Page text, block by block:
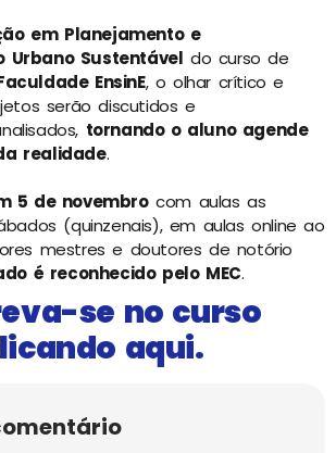
em Planejamento e
Urbano Sustentável do curso de
EnsinE, o olhar crítico e
serão discutidos e
tornando o aluno agende
realidade.
5 de novembrocom aulas as
(quinzenais), em aulas online ao
mestres e doutores de notório
é reconhecido pelo MEC.
se no curso
aqui.